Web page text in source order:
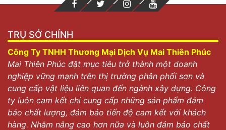
TRỤ SỞ CHÍNH
Công Ty TNHH Thương Mại Dịch Vụ Mai Thiên Phúc
Mai Thiên Phúc đặt mục tiêu trở thành một doanh
nghiệp vững mạnh trên thị trường phân phối sơn và
cung cấp vật liệu liên quan đến ngành xây dựng. Công
ty luôn cam kết chỉ cung cấp những sản phẩm đảm
bảo chất lượng, đảm bảo tiến độ cam kết với khách
hàng. Nhằm nâng cao hơn nữa và luôn đảm bảo chất